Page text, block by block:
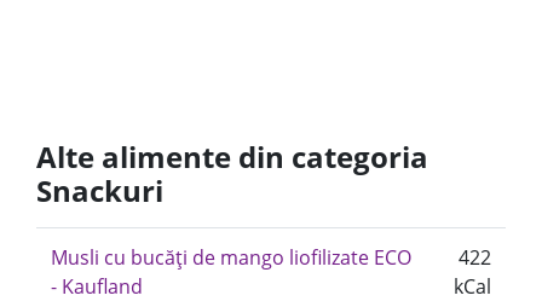
Alte alimente din categoria
Snackuri
Musli cu bucăți de mango liofilizate ECO
- Kaufland
422
kCal